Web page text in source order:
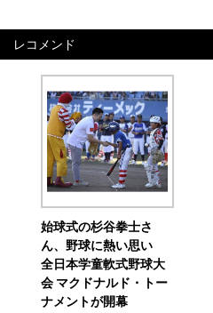
レコメンド
始球式の杉谷拳士さ
ん、野球に熱い思い
全日本学童軟式野球大
会 マクドナルド・トー
ナメントが開幕